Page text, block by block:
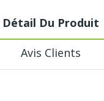
Détail Du Produit
Avis Clients